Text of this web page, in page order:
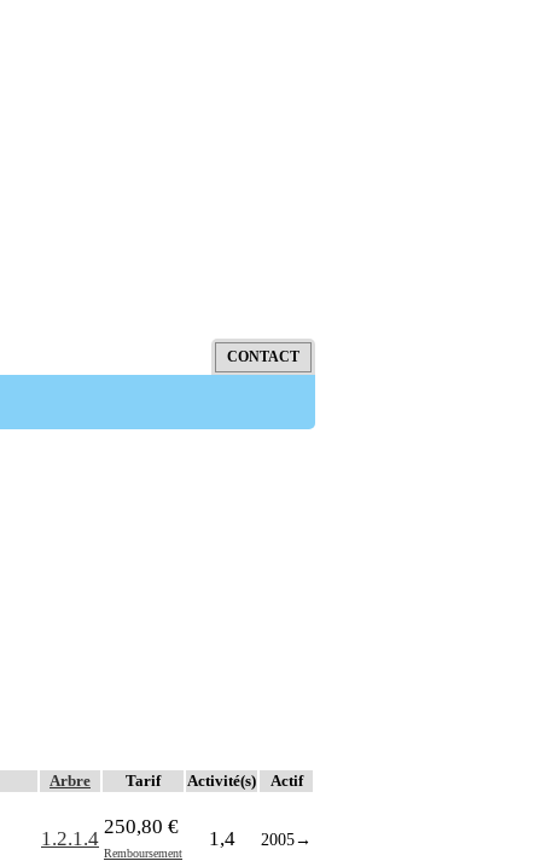
Arbre Tarif Activité(s) Actif
1.2.1.4
250,80 €
Remboursement
1,4 2005→